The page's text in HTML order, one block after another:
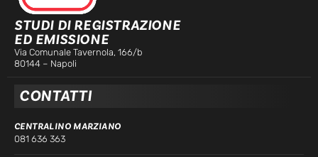
STUDI DI REGISTRAZIONE
ED EMISSIONE
Via Comunale Tavernola, 166/b
80144 – Napoli
CONTATTI
CENTRALINO MARZIANO
081 636 363